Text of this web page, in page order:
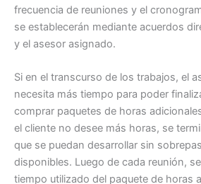
frecuencia de reuniones y el
se establecerán mediante acuerdos
y el asesor asignado.
Si en el transcurso de los trabajos, el
necesita más tiempo para poder
comprar paquetes de horas
el cliente no desee más horas, se
que se puedan desarrollar sin
disponibles. Luego de cada reunión,
tiempo utilizado del paquete de horas